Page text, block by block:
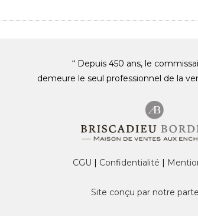
“ Depuis 450 ans, le
demeure le seul professionnel de la
CGU | Confidentialité |
Site conçu par notre